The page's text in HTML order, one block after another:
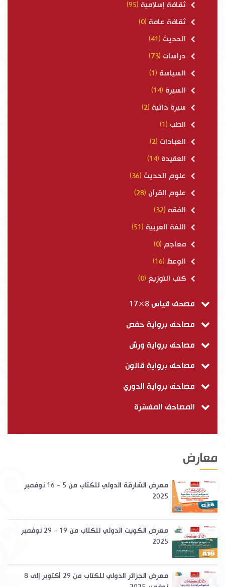
ثقافة إسلامية (95)
ثقافة عامة (0)
الحديث (41)
دراسات (73)
السياسة (1)
السيرة (14)
سيرة ذاتية (2)
الطب (1)
العبادات (2)
العقيدة (14)
علوم الحديث (36)
علوم القرآن (28)
الفقه (32)
اللغة العربية (51)
معاجم (0)
الوعظ (16)
كتب التوزيع (0)
مصحف قياس 8×17
مصاحف برواية حفص
مصاحف برواية ورش
مصاحف برواية قالون
مصاحف برواية الدوري
المصاحف المفسّرة
معارض
معرض الشارقة الدولي للكتاب من 5 - 16 نوفمبر
2025
معرض الكويت الدولي للكتاب من 19 - 29 نوفمبر
2025
معرض الجزائر الدولي للكتاب من 29 أكتوبر إلى 8